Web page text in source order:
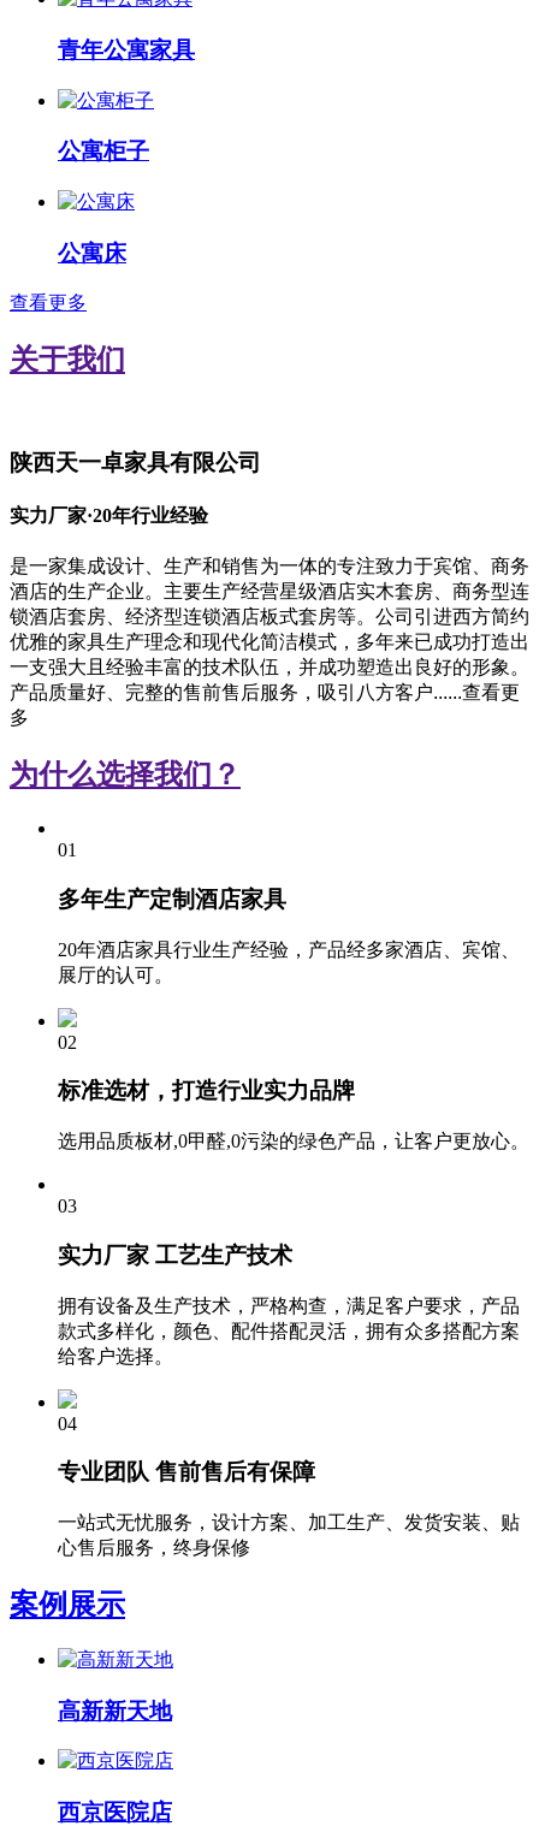
青年公寓家具
公寓柜子
公寓床
查看更多
关于我们
陕西天一卓家具有限公司
实力厂家·20年行业经验
是一家集成设计、生产和销售为一体的专注致力于宾馆、商务
酒店的生产企业。主要生产经营星级酒店实木套房、商务型连
锁酒店套房、经济型连锁酒店板式套房等。公司引进西方简约
优雅的家具生产理念和现代化简洁模式，多年来已成功打造出
一支强大且经验丰富的技术队伍，并成功塑造出良好的形象。
产品质量好、完整的售前售后服务，吸引八方客户......查看更
多
为什么选择我们？
01
多年生产定制酒店家具
20年酒店家具行业生产经验，产品经多家酒店、宾馆、
展厅的认可。
02
标准选材，打造行业实力品牌
选用品质板材,0甲醛,0污染的绿色产品，让客户更放心。
03
实力厂家 工艺生产技术
拥有设备及生产技术，严格构查，满足客户要求，产品
款式多样化，颜色、配件搭配灵活，拥有众多搭配方案
给客户选择。
04
专业团队 售前售后有保障
一站式无忧服务，设计方案、加工生产、发货安装、贴
心售后服务，终身保修
案例展示
高新新天地
西京医院店